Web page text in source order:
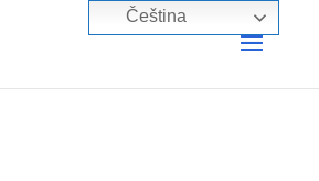
Čeština‎